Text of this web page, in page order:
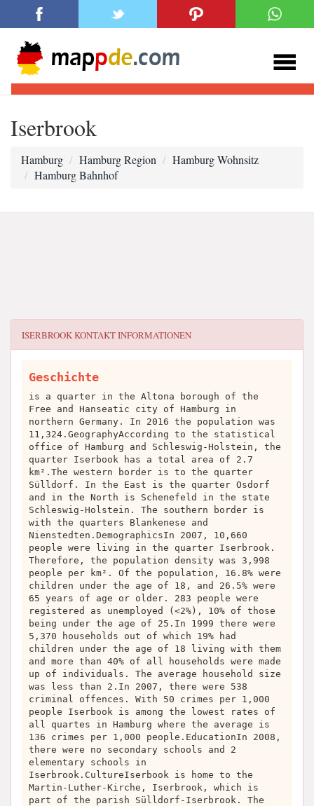
Iserbrook
Hamburg Hamburg Region
Hamburg Wohnsitz
Hamburg Bahnhof
ISERBROOKKONTAKT INFORMATIONEN
Geschichte
is a quarter in the Altona borough of the
Free and Hanseatic city of Hamburg in
northern Germany. In 2016 the population was
11,324.GeographyAccording to the statistical
office of Hamburg and Schleswig-Holstein, the
quarter Iserbook has a total area of 2.7
km².The western border is to the quarter
Sülldorf. In the East is the quarter Osdorf
and in the North is Schenefeld in the state
Schleswig-Holstein. The southern border is
with the quarters Blankenese and
Nienstedten.DemographicsIn 2007, 10,660
people were living in the quarter Iserbrook.
Therefore, the population density was 3,998
people per km². Of the population, 16.8% were
children under the age of 18, and 26.5% were
65 years of age or older. 283 people were
registered as unemployed (<2%), 10% of those
being under the age of 25.In 1999 there were
5,370 households out of which 19% had
children under the age of 18 living with them
and more than 40% of all households were made
up of individuals. The average household size
was less than 2.In 2007, there were 538
criminal offences. With 50 crimes per 1,000
people Iserbook is among the lowest rates of
all quartes in Hamburg where the average is
136 crimes per 1,000 people.EducationIn 2008,
there were no secondary schools and 2
elementary schools in
Iserbrook.CultureIserbook is home to the
Martin-Luther-Kirche, Iserbrook, which is
part of the parish Sülldorf-Iserbrook. The